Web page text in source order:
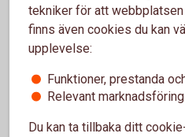
För att se detta
och statistik.
tekniker för att
finns även cookies du kan
upplevelse:
Funktioner, prestanda
Relevant marknadsföring
Du kan ta tillbaka ditt